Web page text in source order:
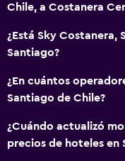
Chile, a Costanera
¿Está Sky Costanera,
Santiago?
¿En cuántos
Santiago de Chile?
¿Cuándo actualizó
precios de hoteles en